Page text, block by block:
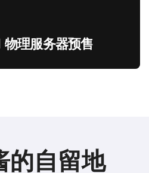
物理服务器预售
的自留地